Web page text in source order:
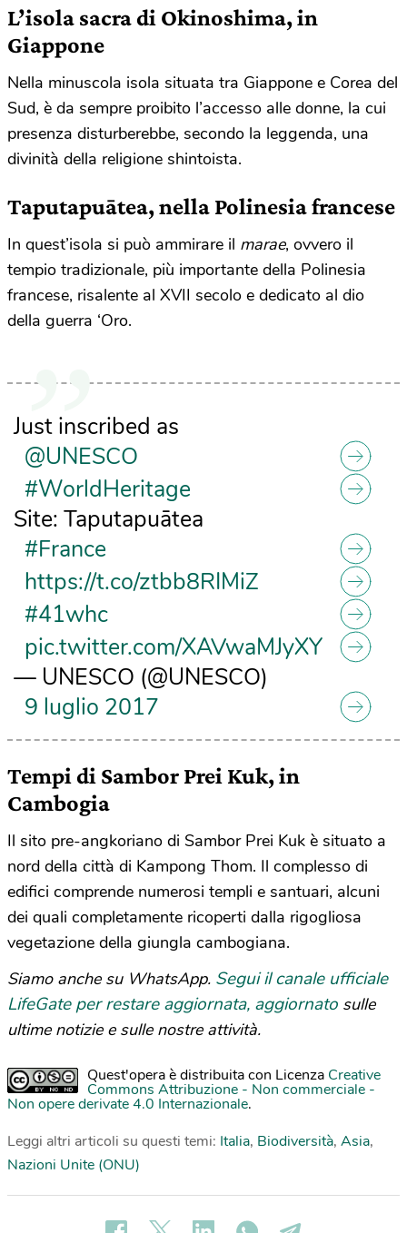
L’isola sacra di Okinoshima,in
Giappone
Nella minuscola isola situata tra Giappone e Corea del
Sud, è da sempre proibito l’accesso alle donne, la cui
presenza disturberebbe, secondo la leggenda, una
divinità della religione shintoista.
Taputapuātea, nella Polinesia francese
In quest’isola si può ammirare il marae, ovvero il
tempio tradizionale, più importante della Polinesia
francese, risalente al XVII secolo e dedicato al dio
della guerra ‘Oro.
Just inscribed as
@UNESCO
#WorldHeritage
Site: Taputapuātea
#France
https://t.co/ztbb8RIMiZ
#41whc
pic.twitter.com/XAVwaMJyXY
— UNESCO (@UNESCO)
9 luglio 2017
Tempi di Sambor Prei Kuk, in
Cambogia
Il sito pre-angkoriano di Sambor Prei Kuk è situato a
nord della città di Kampong Thom. Il complesso di
edifici comprende numerosi templi e santuari, alcuni
dei quali completamente ricoperti dalla rigogliosa
vegetazione della giungla cambogiana.
Siamo anche su WhatsApp. Segui il canale ufficiale
LifeGate per restare aggiornata, aggiornato sulle
ultime notizie e sulle nostre attività.
Quest'opera è distribuita con Licenza Creative
Commons Attribuzione - Non commerciale -
Non opere derivate 4.0 Internazionale.
Leggi altri articoli su questi temi: Italia, Biodiversità, Asia,
Nazioni Unite (ONU)